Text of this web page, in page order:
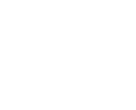
ανοικτού